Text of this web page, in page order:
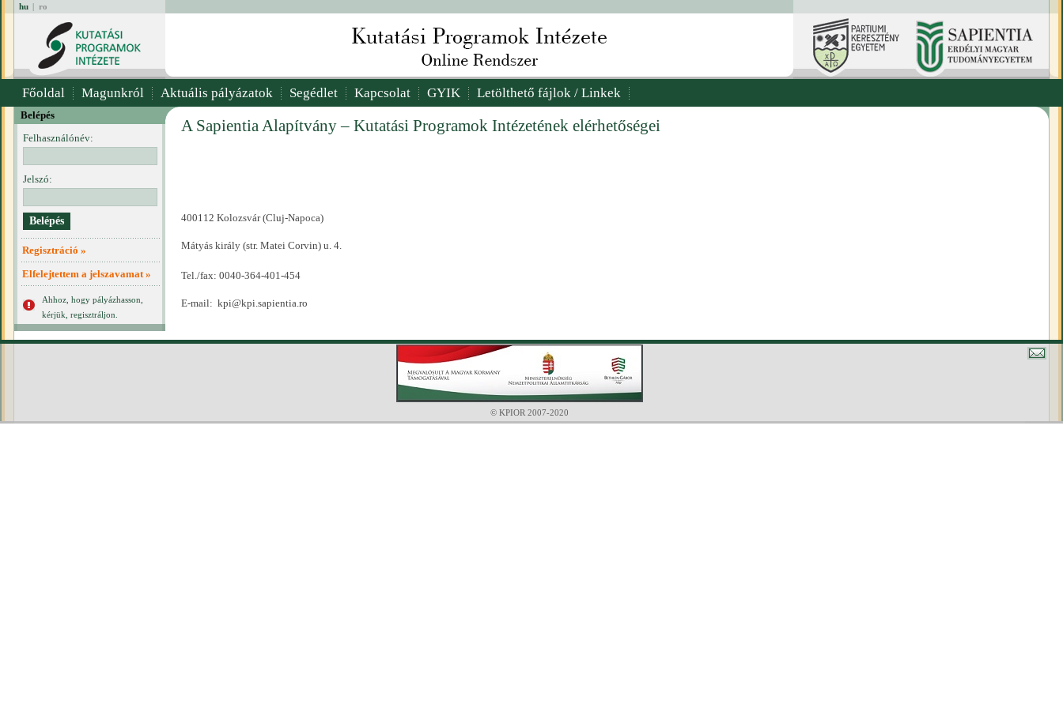
hu | ro
Főoldal Magunkról Aktuális pályázatok Segédlet Kapcsolat GYIK Letölthető fájlok / Linkek
Belépés
Felhasználónév:
Jelszó:
Regisztráció »
Elfelejtettem a jelszavamat »
Ahhoz, hogy pályázhasson,
kérjük, regisztráljon.
A Sapientia Alapítvány – Kutatási Programok Intézetének elérhetőségei
400112 Kolozsvár (Cluj-Napoca)
Mátyás király (str. Matei Corvin) u. 4.
Tel./fax: 0040-364-401-454
E-mail: kpi@kpi.sapientia.ro
© KPIOR 2007-2020